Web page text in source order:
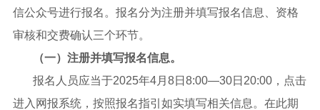
信公众号进行报名。报名分为注册并填写报名信息、资格
审核和交费确认三个环节。
（一）注册并填写报名信息。
报名人员应当于2025年4月8日8:00—30日20:00，点击
进入网报系统，按照报名指引如实填写相关信息。在此期